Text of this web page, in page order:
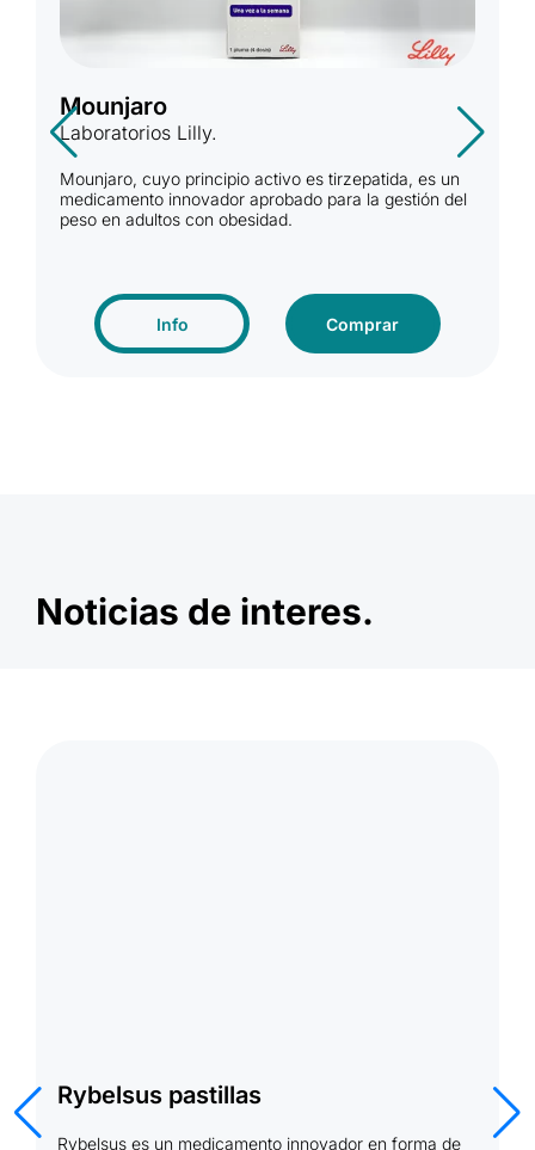
Mounjaro
Laboratorios Lilly.
Mounjaro, cuyo principio activo es tirzepatida, es un
medicamento innovador aprobado para la gestión del
peso en adultos con obesidad.
Info Comprar
Noticias de interes.
Rybelsus pastillas
Rybelsus es un medicamento innovador en forma de